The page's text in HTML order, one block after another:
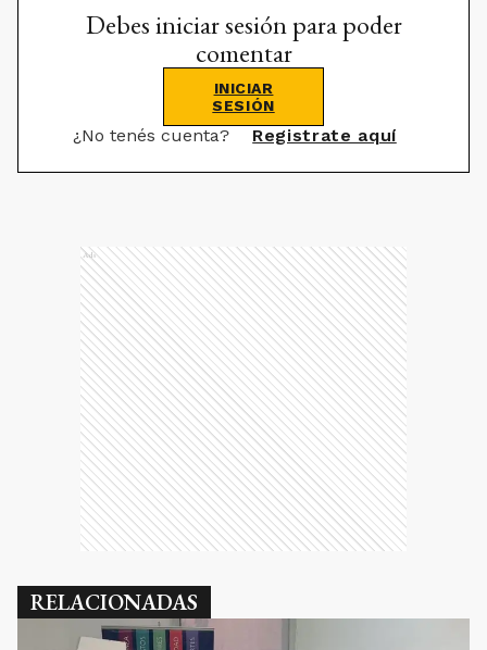
Debes iniciar sesión para poder
comentar
INICIAR
SESIÓN
¿No tenés cuenta? Registrate aquí
Ads
RELACIONADAS